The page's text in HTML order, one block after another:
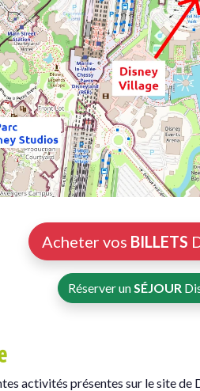
Acheter vos BILLETS
Réserver un SÉJOUR
activités présentes sur le site de